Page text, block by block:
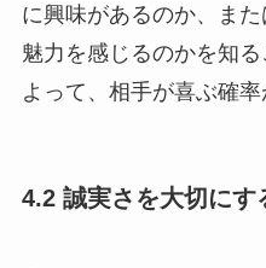
に興味があるのか、ま
魅力を感じるのかを知
よって、相手が喜ぶ確率
4.2 誠実さを大切にす